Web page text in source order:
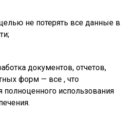
не потерять все данные в
документов, отчетов,
форм — все , что
полноценного использования